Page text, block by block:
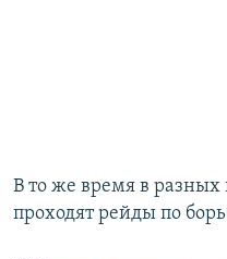
В то же время в разных
проходят рейды по